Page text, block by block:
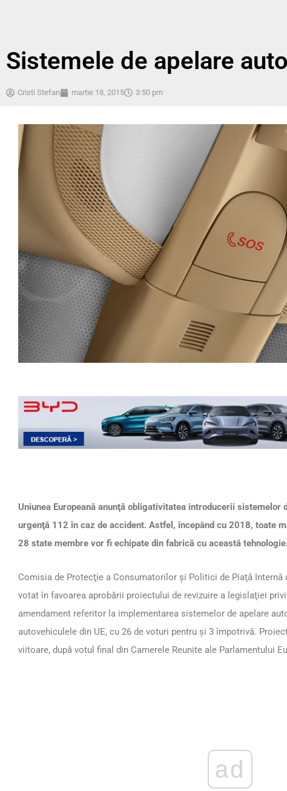
Sistemele de apelare
Cristi Stefan martie 18, 2015 3:50 pm
Uniunea Europeană anunţă obligativitatea introducerii sistemelor
urgenţă 112 în caz de accident. Astfel, începând cu 2018, toate
28 state membre vor fi echipate din fabrică cu această
Comisia de Protecţie a Consumatorilor şi Politici de Piaţă Internă
votat în favoarea aprobării proiectului de revizuire a legislaţiei
amendament referitor la implementarea sistemelor de apelare
autovehiculele din UE, cu 26 de voturi pentru şi 3 împotrivă.
viitoare, după votul final din Camerele Reunite ale Parlamentului
ad